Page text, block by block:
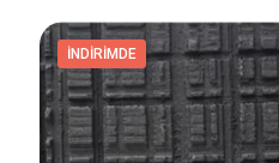
İNDIRIMDE